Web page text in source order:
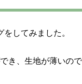
してみました。
き、生地が薄いので